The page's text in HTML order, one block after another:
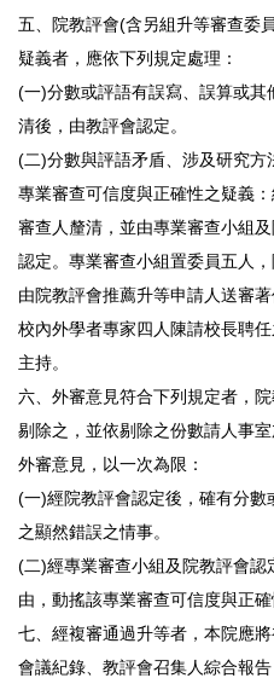
五、院教評會(含另組升等審查委
疑義者，應依下列規定處理：
(一)分數或評語有誤寫、誤算或
清後，由教評會認定。
(二)分數與評語矛盾、涉及研究
專業審查可信度與正確性之疑義
審查人釐清，並由專業審查小組
認定。專業審查小組置委員五人
由院教評會推薦升等申請人送審
校內外學者專家四人陳請校長聘
主持。
六、外審意見符合下列規定者，
剔除之，並依剔除之份數請人事
外審意見，以一次為限：
(一)經院教評會認定後，確有分
之顯然錯誤之情事。
(二)經專業審查小組及院教評會
由，動搖該專業審查可信度與正確
七、經複審通過升等者，本院應
會議紀錄、教評會召集人綜合報